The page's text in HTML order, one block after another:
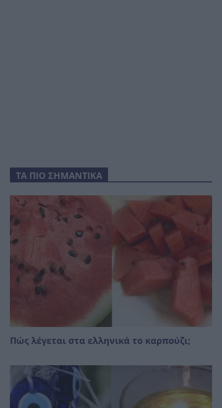
ΤΑ ΠΙΟ ΣΗΜΑΝΤΙΚΑ
Πώς λέγεται στα ελληνικά το καρπούζι;